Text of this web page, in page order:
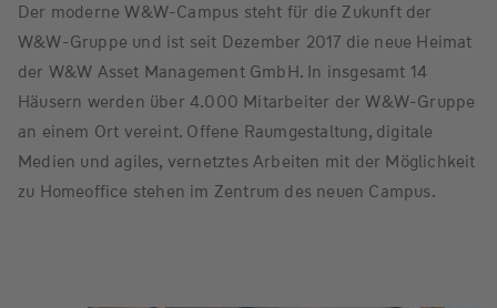
Der moderne W&W-Campus steht für die Zukunft der
W&W-Gruppe und ist seit Dezember 2017 die neue Heimat
der W&W Asset Management GmbH. In insgesamt 14
Häusern werden über 4.000 Mitarbeiter der W&W-Gruppe
an einem Ort vereint. Offene Raumgestaltung, digitale
Medien und agiles, vernetztes Arbeiten mit der Möglichkeit
zu Homeoffice stehen im Zentrum des neuen Campus.